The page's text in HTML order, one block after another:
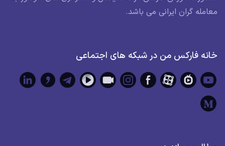
معامله گران ایرانی می باشد.
خانه فارکس من در شبکه های اجتماعی